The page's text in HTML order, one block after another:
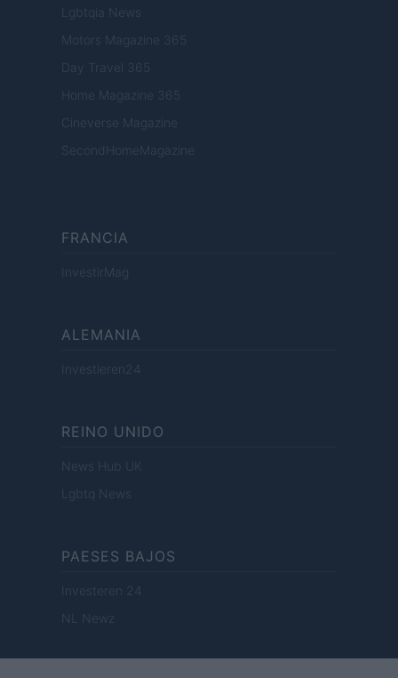
Lgbtqia News
Motors Magazine 365
Day Travel 365
Home Magazine 365
Cineverse Magazine
SecondHomeMagazine
FRANCIA
InvestirMag
ALEMANIA
Investieren24
REINO UNIDO
News Hub UK
Lgbtq News
PAESES BAJOS
Investeren 24
NL Newz